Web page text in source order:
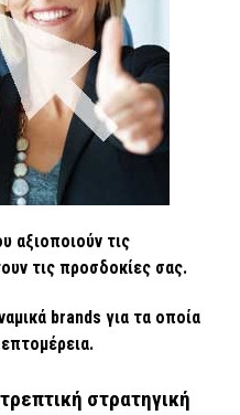
αξιοποιούν τις
τις προσδοκίες σας.
brands για τα οποία
στρατηγική